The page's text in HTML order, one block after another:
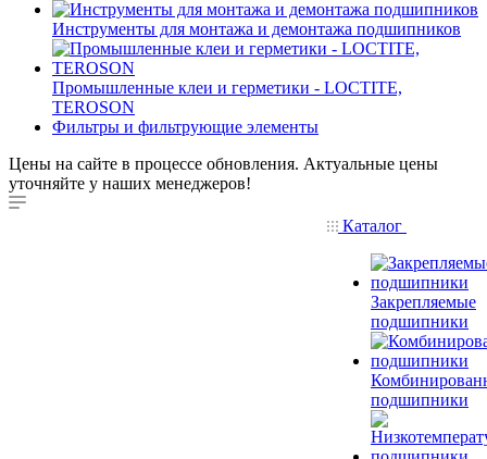
Инструменты для монтажа и демонтажа подшипников
Промышленные клеи и герметики - LOCTITE,
TEROSON
Фильтры и фильтрующие элементы
Цены на сайте в процессе обновления. Актуальные цены
уточняйте у наших менеджеров!
Каталог
Закрепляемые
подшипники
подшипники